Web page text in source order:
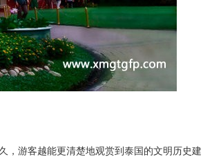
，游客越能更清楚地观赏到泰国的文明历史建